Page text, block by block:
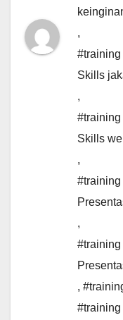
,
Skills
,
Skills
,
,
,
#training